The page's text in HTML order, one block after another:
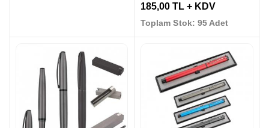
185,00 TL + KDV
Toplam Stok: 95 Adet